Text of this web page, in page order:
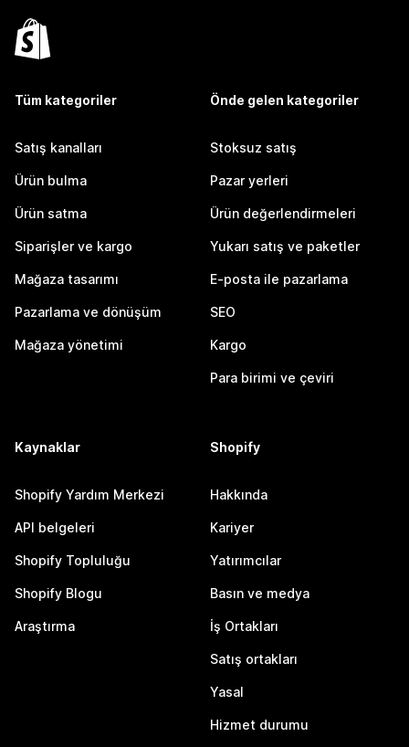
Tüm kategoriler
Satış kanalları
Ürün bulma
Ürün satma
Siparişler ve kargo
Mağaza tasarımı
Pazarlama ve dönüşüm
Mağaza yönetimi
Önde gelen kategoriler
Stoksuz satış
Pazar yerleri
Ürün değerlendirmeleri
Yukarı satış ve paketler
E-posta ile pazarlama
SEO
Kargo
Para birimi ve çeviri
Kaynaklar
Shopify Yardım Merkezi
API belgeleri
Shopify Topluluğu
Shopify Blogu
Araştırma
Shopify
Hakkında
Kariyer
Yatırımcılar
Basın ve medya
İş Ortakları
Satış ortakları
Yasal
Hizmet durumu